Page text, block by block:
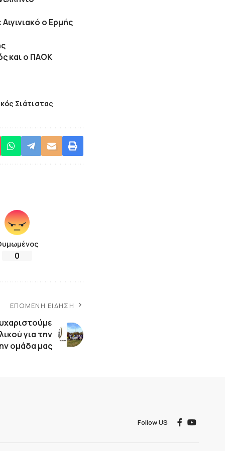
ο Ερμής
και ο ΠΑΟΚ
Σιάτιστας
0
ΕΠΌΜΕΝΗ ΕΊΔΗΣΗ
για την
ομάδα μας
Follow US